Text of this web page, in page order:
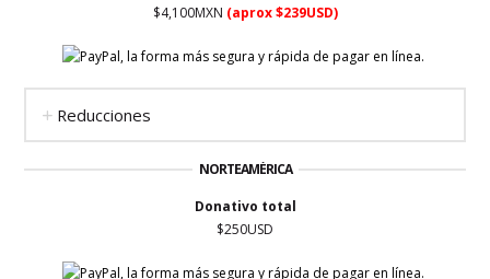
$4,100MXN (aprox $239USD)
Reducciones
NORTEAMÉRICA
Donativo total
$250USD